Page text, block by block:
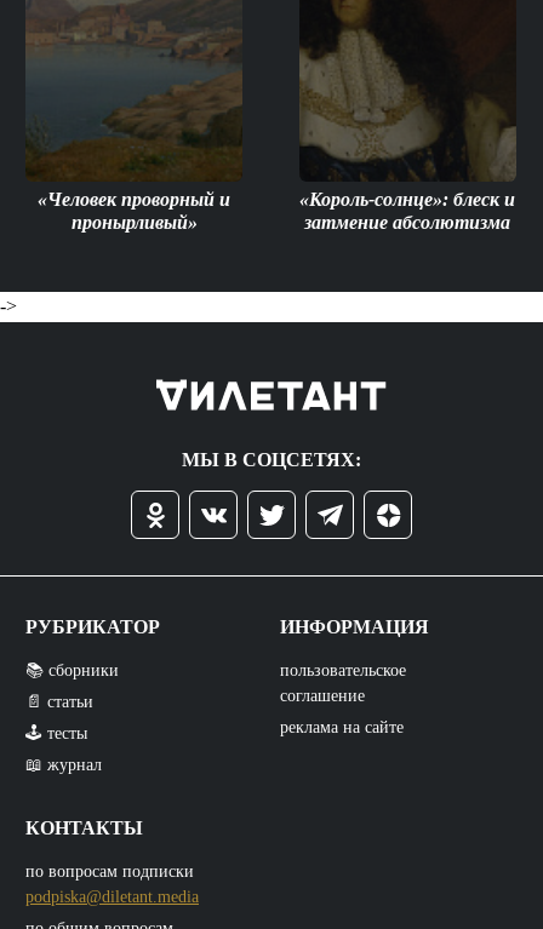
«Человек проворный и
пронырливый»
«Король-солнце»: блеск и
затмение абсолютизма
->
МЫ В СОЦСЕТЯХ:
РУБРИКАТОР
📚 сборники
📄 статьи
🕹️ тесты
📖 журнал
КОНТАКТЫ
по вопросам подписки
podpiska@diletant.media
ИНФОРМАЦИЯ
пользовательское
соглашение
реклама на сайте